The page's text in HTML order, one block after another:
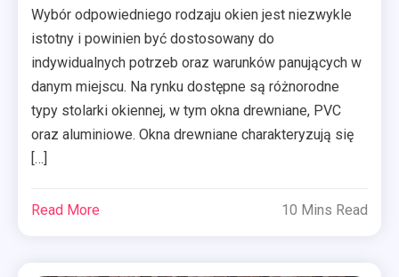
Wybór odpowiedniego rodzaju okien jest niezwykle
istotny i powinien być dostosowany do
indywidualnych potrzeb oraz warunków panujących w
danym miejscu. Na rynku dostępne są różnorodne
typy stolarki okiennej, w tym okna drewniane, PVC
oraz aluminiowe. Okna drewniane charakteryzują się
[…]
Read More 10 Mins Read